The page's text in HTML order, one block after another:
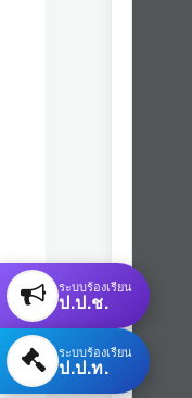
ระบบร้องเรียน
ป.ป.ช.
ระบบร้องเรียน
ป.ป.ท.